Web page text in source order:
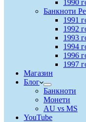
1990
Банкноти
1991
1992
1993
1994
1996
1997
Магазин
Блог
Банкноти
Монети
AU vs MS
YouTube